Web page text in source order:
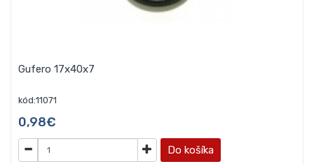
Gufero 17x40x7
kód:11071
0,98€
Do košíka